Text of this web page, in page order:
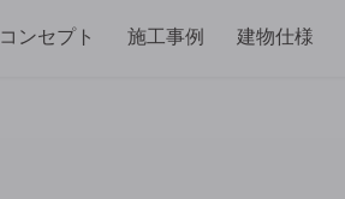
コンセプト 施工事例 建物仕様